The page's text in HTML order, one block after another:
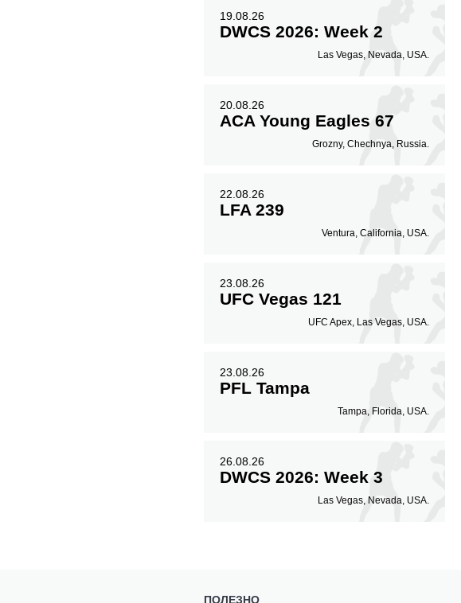
19.08.26
DWCS 2026: Week 2
Las Vegas, Nevada, USA.
20.08.26
ACA Young Eagles 67
Grozny, Chechnya, Russia.
22.08.26
LFA 239
Ventura, California, USA.
23.08.26
UFC Vegas 121
UFC Apex, Las Vegas, USA.
23.08.26
PFL Tampa
Tampa, Florida, USA.
26.08.26
DWCS 2026: Week 3
Las Vegas, Nevada, USA.
ПОЛЕЗНО